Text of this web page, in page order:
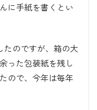
に手紙を書くとい
たのですが、箱の大
った包装紙を残し
ので、今年は毎年